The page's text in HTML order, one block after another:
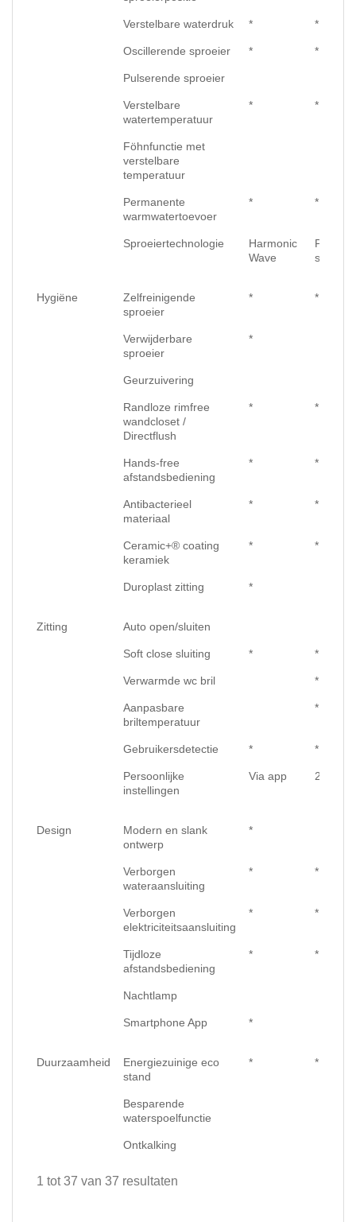
Verstelbare waterdruk * *
Oscillerende sproeier * *
Pulserende sproeier
Verstelbare
watertemperatuur
* *
Föhnfunctie met
verstelbare
temperatuur
Permanente
warmwatertoevoer
* *
Sproeiertechnologie
Harmonic
Wave
straal
Hygiëne
Zelfreinigende
sproeier
* *
Verwijderbare
sproeier
*
Geurzuivering
Randloze rimfree
wandcloset /
Directflush
* *
Hands-free
afstandsbediening
* *
Antibacterieel
materiaal
* *
Ceramic+® coating
keramiek
* *
Duroplast zitting *
Zitting Auto open/sluiten
Soft close sluiting * *
Verwarmde wc bril *
Aanpasbare
briltemperatuur
*
Gebruikersdetectie * *
Persoonlijke
instellingen
Via app 2 users
Design
Modern en slank
ontwerp
*
Verborgen
wateraansluiting
* *
Verborgen
elektriciteitsaansluiting
* *
Tijdloze
afstandsbediening
* *
Nachtlamp
Smartphone App *
Duurzaamheid
Energiezuinige eco
stand
* *
Besparende
waterspoelfunctie
Ontkalking
1 tot 37 van 37 resultaten